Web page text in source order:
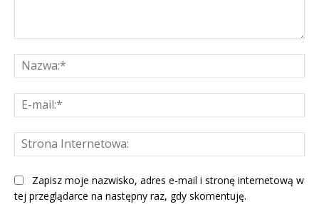
Zapisz moje nazwisko, adres e-mail i stronę internetową w
tej przeglądarce na następny raz, gdy skomentuję.